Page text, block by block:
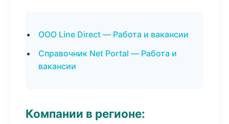
ООО Line Direct — Работа и вакансии
Справочник Net Portal — Работа и
вакансии
Компании в регионе: